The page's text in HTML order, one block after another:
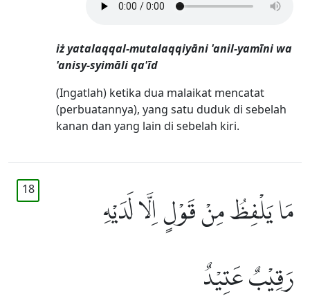
iż yatalaqqal-mutalaqqiyāni 'anil-yamīni wa
'anisy-syimāli qa'īd
(Ingatlah) ketika dua malaikat mencatat
(perbuatannya), yang satu duduk di sebelah
kanan dan yang lain di sebelah kiri.
18
مَا يَلْفِظُ مِنْ قَوْلٍ اِلَّا لَدَيْهِ
رَقِيْبٌ عَتِيْدٌ